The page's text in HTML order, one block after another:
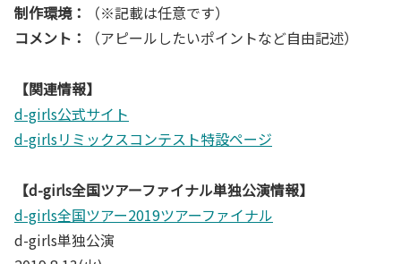
制作環境：
（※記載は任意です）
コメント：
（アピールしたいポイントなど自由記述）
【関連情報】
d-girls公式サイト
d-girlsリミックスコンテスト特設ページ
【d-girls全国ツアーファイナル単独公演情報】
d-girls全国ツアー2019ツアーファイナル
d-girls単独公演